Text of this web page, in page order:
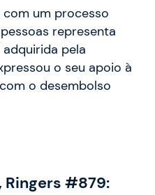
com um processo
representa
pela
o seu apoio à
o desembolso
Ringers #879: